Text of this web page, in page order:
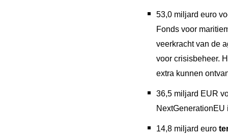
53,0 miljard euro
Fonds voor
veerkracht van de
voor crisisbeheer.
extra kunnen
36,5 miljard EUR
14,8 miljard euro